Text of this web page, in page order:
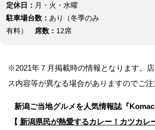
定休日： 月・火・水曜
駐車場台数： あり（冬季のみ
有料） 席数： 12席
※2021年７月掲載時の情報となります。
ス内容等が異なる場合がありますのでご注
新潟ご当地グルメを人気情報誌 『
【 新潟県民が熱愛するカレー！カツカレ